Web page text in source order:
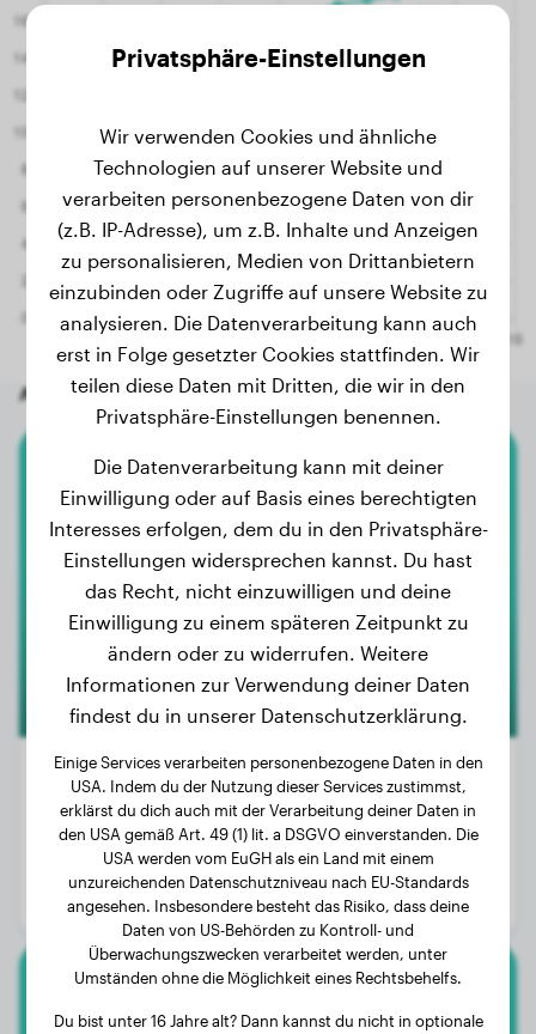
Andere zufällige Hunde
Zwergspitz
Rocky
1
Gewicht:
5 kg
3 Jahre, 2 Monate
Geschlecht:
Rüde
Privatsphäre-Einstellungen
Wir verwenden Cookies und ähnliche
Technologien auf unserer Website und
verarbeiten personenbezogene Daten von dir
(z.B. IP-Adresse), um z.B. Inhalte und Anzeigen
zu personalisieren, Medien von Drittanbietern
einzubinden oder Zugriffe auf unsere Website zu
analysieren. Die Datenverarbeitung kann auch
erst in Folge gesetzter Cookies stattfinden. Wir
teilen diese Daten mit Dritten, die wir in den
Privatsphäre-Einstellungen benennen.
Die Datenverarbeitung kann mit deiner
Einwilligung oder auf Basis eines berechtigten
Interesses erfolgen, dem du in den Privatsphäre-
Einstellungen widersprechen kannst. Du hast
das Recht, nicht einzuwilligen und deine
Einwilligung zu einem späteren Zeitpunkt zu
ändern oder zu widerrufen. Weitere
Informationen zur Verwendung deiner Daten
findest du in unserer Datenschutzerklärung.
Einige Services verarbeiten personenbezogene Daten in den
USA. Indem du der Nutzung dieser Services zustimmst,
erklärst du dich auch mit der Verarbeitung deiner Daten in
den USA gemäß Art. 49 (1) lit. a DSGVO einverstanden. Die
USA werden vom EuGH als ein Land mit einem
unzureichenden Datenschutzniveau nach EU-Standards
angesehen. Insbesondere besteht das Risiko, dass deine
Daten von US-Behörden zu Kontroll- und
Überwachungszwecken verarbeitet werden, unter
Umständen ohne die Möglichkeit eines Rechtsbehelfs.
Du bist unter 16 Jahre alt? Dann kannst du nicht in optionale